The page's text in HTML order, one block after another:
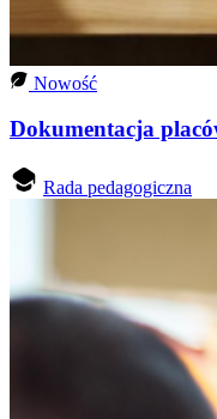
Nowość
Dokumentacja
Rada pedagogiczna